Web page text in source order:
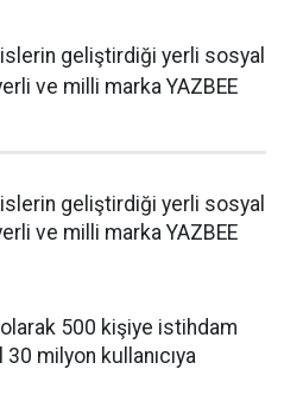
geliştirdiği yerli sosyal
ve milli marka YAZBEE
geliştirdiği yerli sosyal
ve milli marka YAZBEE
500 kişiye istihdam
milyon kullanıcıya